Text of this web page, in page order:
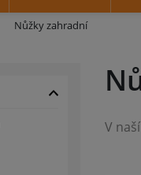
Nůžky zahradní